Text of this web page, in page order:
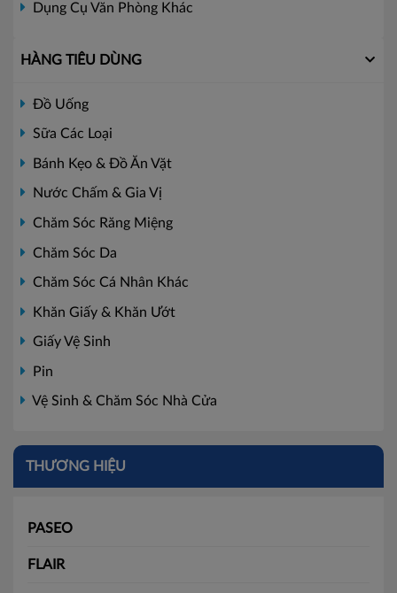
Dụng Cụ Văn Phòng Khác
HÀNG TIÊU DÙNG
Đồ Uống
Sữa Các Loại
Bánh Kẹo & Đồ Ăn Vặt
Nước Chấm & Gia Vị
Chăm Sóc Răng Miệng
Chăm Sóc Da
Chăm Sóc Cá Nhân Khác
Khăn Giấy & Khăn Ướt
Giấy Vệ Sinh
Pin
Vệ Sinh & Chăm Sóc Nhà Cửa
THƯƠNG HIỆU
PASEO
FLAIR